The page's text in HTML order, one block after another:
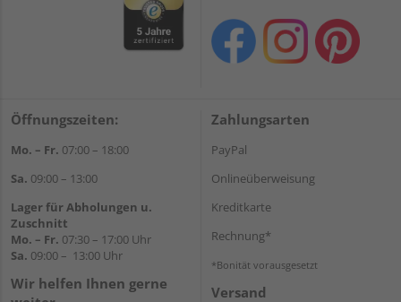
Öffnungszeiten:
Mo. – Fr. 07:00 – 18:00
Sa. 09:00 – 13:00
Lager für Abholungen u.
Zuschnitt
Mo. – Fr. 07:30 – 17:00 Uhr
Sa. 09:00 – 13:00 Uhr
Wir helfen Ihnen gerne
Zahlungsarten
PayPal
Onlineüberweisung
Kreditkarte
Rechnung*
*Bonität vorausgesetzt
Versand